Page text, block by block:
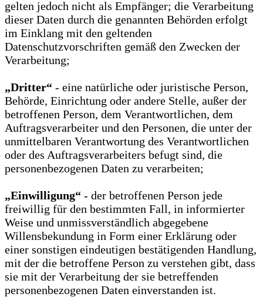
gelten jedoch nicht als Empfänger; die Verarbeitung
dieser Daten durch die genannten Behörden erfolgt
im Einklang mit den geltenden
Datenschutzvorschriften gemäß den Zwecken der
Verarbeitung;
„Dritter“ - eine natürliche oder juristische Person,
Behörde, Einrichtung oder andere Stelle, außer der
betroffenen Person, dem Verantwortlichen, dem
Auftragsverarbeiter und den Personen, die unter der
unmittelbaren Verantwortung des Verantwortlichen
oder des Auftragsverarbeiters befugt sind, die
personenbezogenen Daten zu verarbeiten;
„Einwilligung“ - der betroffenen Person jede
freiwillig für den bestimmten Fall, in informierter
Weise und unmissverständlich abgegebene
Willensbekundung in Form einer Erklärung oder
einer sonstigen eindeutigen bestätigenden Handlung,
mit der die betroffene Person zu verstehen gibt, dass
sie mit der Verarbeitung der sie betreffenden
personenbezogenen Daten einverstanden ist.